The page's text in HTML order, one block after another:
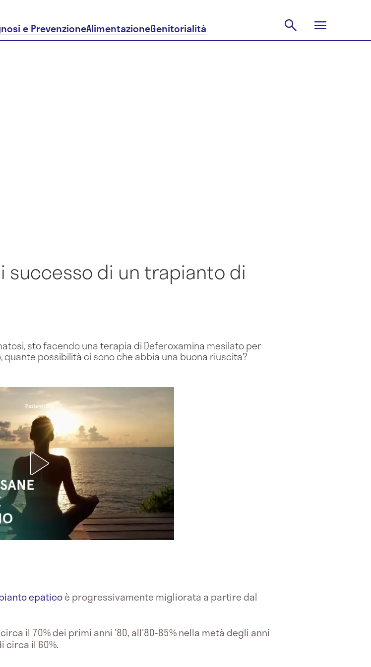
e PrevenzioneAlimentazioneGenitorialità
successo di un trapianto di
sto facendo una terapia di Deferoxamina mesilato per
possibilità ci sono che abbia una buona riuscita?
epaticoè progressivamente migliorata a partire dal
il 70% dei primi anni '80, all'80-85% nella metà degli anni
circa il 60%.